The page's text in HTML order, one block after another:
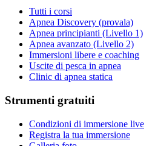
Tutti i corsi
Apnea Discovery (provala)
Apnea principianti (Livello 1)
Apnea avanzato (Livello 2)
Immersioni libere e coaching
Uscite di pesca in apnea
Clinic di apnea statica
Strumenti gratuiti
Condizioni di immersione live
Registra la tua immersione